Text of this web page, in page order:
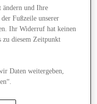
ändern und Ihre
Fußzeile unserer
Ihr Widerruf hat keinen
zu diesem Zeitpunkt
Daten weitergeben,